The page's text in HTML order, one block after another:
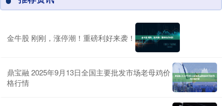
金牛股 刚刚，涨停潮！重磅利好来袭！
鼎宝融 2025年9月13日全国主要批发市场老母鸡价
格行情